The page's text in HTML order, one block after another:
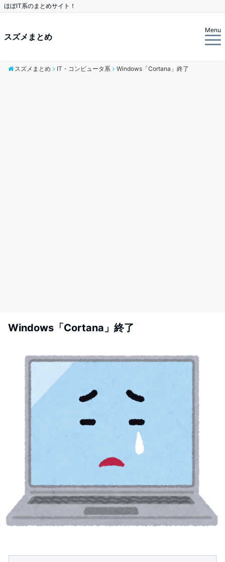
ほぼIT系のまとめサイト！
スズメまとめ
Menu
スズメまとめ IT・コンピュータ系 Windows「Cortana」終了
Windows「Cortana」終了